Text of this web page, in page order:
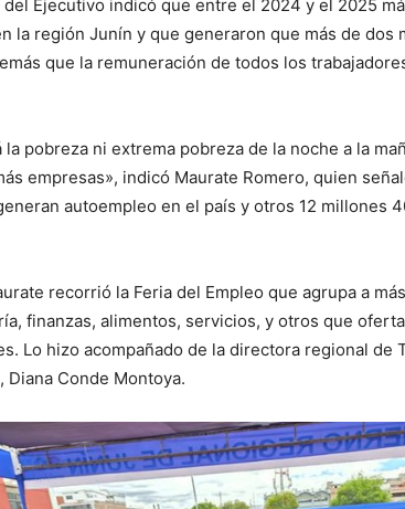
Ejecutivo indicó que entre el 2024 y el 2025
la región Junín y que generaron que más de dos
que la remuneración de todos los
pobreza ni extrema pobreza de la noche a la
empresas», indicó Maurate Romero, quien
autoempleo en el país y otros 12 millones
recorrió la Feria del Empleo que agrupa a
finanzas, alimentos, servicios, y otros que
Lo hizo acompañado de la directora regional de
Diana Conde Montoya.